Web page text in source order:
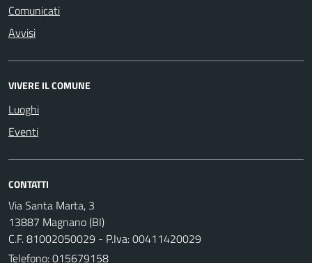
Comunicati
Avvisi
VIVERE IL COMUNE
Luoghi
Eventi
CONTATTI
Via Santa Marta, 3
13887 Magnano (BI)
C.F. 81002050029 - P.Iva: 00411420029
Telefono:015679158